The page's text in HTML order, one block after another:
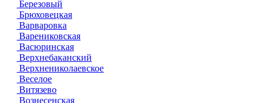
Березовый
Брюховецкая
Варваровка
Варениковская
Васюринская
Верхнебаканский
Верхнениколаевское
Веселое
Витязево
Вознесенская